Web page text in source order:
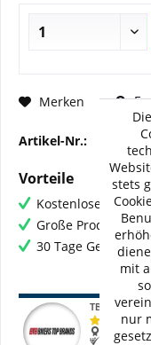
Merken
Artikel-Nr.:
Vorteile
Kostenloser
Große
30 Tage Geld-
stets
mit
nur